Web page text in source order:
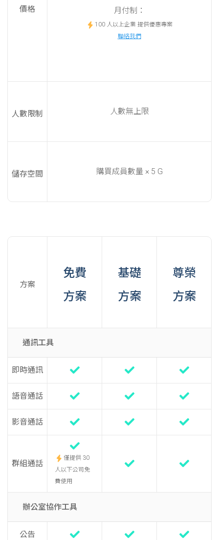
價格
月付制：
100 人以上企業 提供優惠專案
聯絡我們
人數限制 人數無上限
儲存空間 購買成員數量 × 5 G
方案
免費
方案
基礎
方案
尊榮
方案
通訊工具
即時通訊
語音通話
影音通話
群組通話
僅提供 30
人以下公司免
費使用
辦公室協作工具
公告